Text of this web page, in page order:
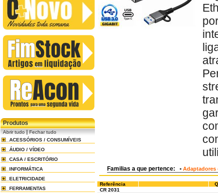
Produtos
Abrir tudo|Fechar tudo
ACESSÓRIOS / CONSUMÍVEIS
ÁUDIO / VÍDEO
CASA / ESCRITÓRIO
INFORMÁTICA
ELETRICIDADE
FERRAMENTAS
Familias a que pertence: • Adaptadores
Referência
CR 2031